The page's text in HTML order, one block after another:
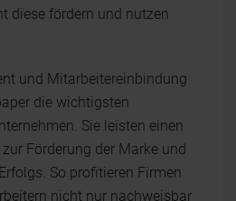
diese fördern und nutzen
und Mitarbeitereinbindung
die wichtigsten
Sie leisten einen
Förderung der Marke und
So profitieren Firmen
nicht nur nachweisbar